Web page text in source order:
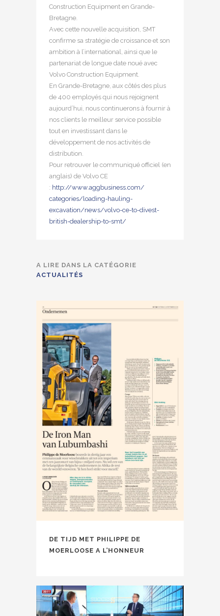
Construction Equipment en Grande-
Bretagne.
Avec cette nouvelle acquisition, SMT
confirme sa stratégie de croissance et son
ambition à l’international, ainsi que le
partenariat de longue date noué avec
Volvo Construction Equipment.
En Grande-Bretagne, aux côtés des plus
de 400 employés qui nous rejoignent
aujourd’hui, nous continuerons à fournir à
nos clients le meilleur service possible
tout en investissant dans le
développement de nos activités de
distribution.
Pour retrouver le communiqué officiel (en
anglais) de Volvo CE
: http://www.aggbusiness.com/
categories/loading-hauling-
excavation/news/volvo-ce-to-divest-
british-dealership-to-smt/
A LIRE DANS LA CATÉGORIE
ACTUALITÉS
DE TIJD MET PHILIPPE DE
MOERLOOSE A L’HONNEUR